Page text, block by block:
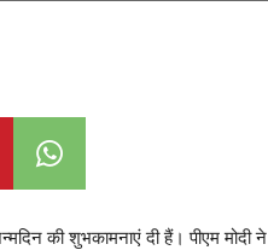
की शुभकामनाएं दी हैं। पीएम मोदी